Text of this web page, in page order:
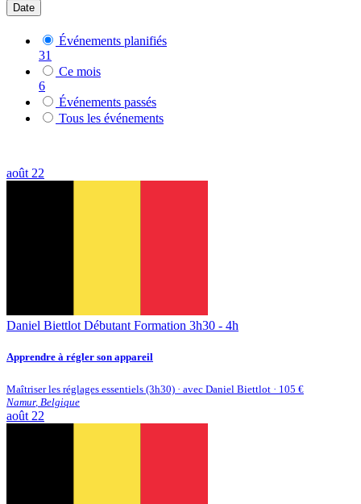
Date
Événements planifiés
31
Ce mois
6
Événements passés
Tous les événements
août 22
Daniel Biettlot Débutant Formation 3h30 - 4h
Apprendre à régler son appareil
Maîtriser les réglages essentiels (3h30) · avec Daniel Biettlot · 105 €
Namur, Belgique
août 22